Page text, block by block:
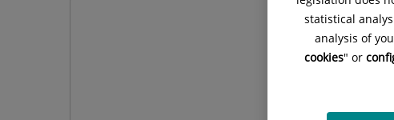
statistical
analysis of
cookies" or